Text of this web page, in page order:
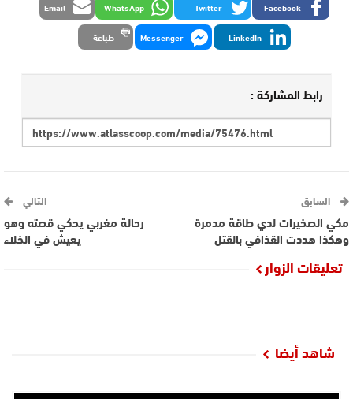
Facebook
Twitter
WhatsApp
Email
LinkedIn
Messenger طباعة
رابط المشاركة :
السابق
مكي الصخيرات لدي طاقة مدمرة
وهكذا هددت القذافي بالقتل
التالي
رحالة مغربي يحكي قصته وهو
يعيش في الخلاء
تعليقات الزوار
شاهد أيضا